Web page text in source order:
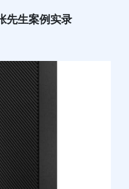
先生案例实录